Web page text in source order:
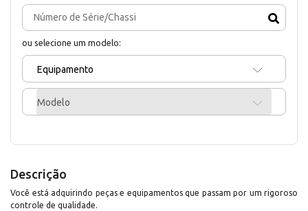
ou selecione um modelo:
Equipamento
Modelo
Descrição
Você está adquirindo peças e equipamentos que passam por um rigoroso
controle de qualidade.